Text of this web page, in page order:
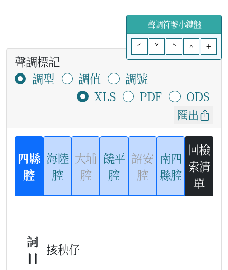
聲調符號小鍵盤
ˊ
ˇ ˋ ^ +
聲調標記
調型
調值
調號
XLS
PDF
ODS
匯出
四縣
腔
海陸
腔
大埔
腔
饒平
腔
詔安
腔
南四
縣腔
回檢
索清
單
詞
目
㧡秧仔